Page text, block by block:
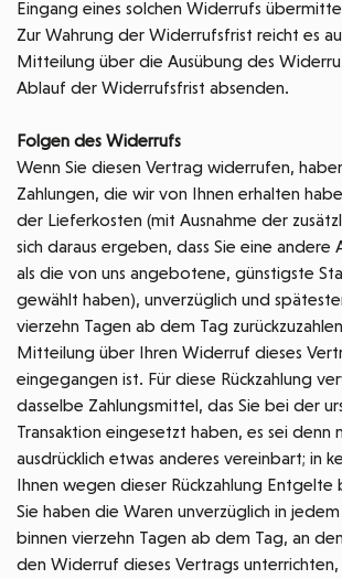
Eingang eines solchen Widerrufs
Zur Wahrung der Widerrufsfrist reicht es
Mitteilung über die Ausübung des
Ablauf der Widerrufsfrist absenden.
Folgen des Widerrufs
Wenn Sie diesen Vertrag widerrufen,
Zahlungen, die wir von Ihnen erhalten
der Lieferkosten (mit Ausnahme der
sich daraus ergeben, dass Sie eine andere
als die von uns angebotene, günstigste
gewählt haben), unverzüglich und
vierzehn Tagen ab dem Tag
Mitteilung über Ihren Widerruf dieses
eingegangen ist. Für diese Rückzahlung
dasselbe Zahlungsmittel, das Sie bei der
Transaktion eingesetzt haben, es sei denn
ausdrücklich etwas anderes vereinbart; in
Ihnen wegen dieser Rückzahlung Entgelte
Sie haben die Waren unverzüglich in jedem
binnen vierzehn Tagen ab dem Tag, an
den Widerruf dieses Vertrags unterrichten,